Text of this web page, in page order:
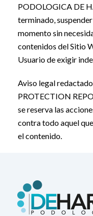
PODOLOGICA DE
terminado,
momento sin
contenidos del Sitio
Usuario de exigir
Aviso legal
PROTECTION
se reserva las
contra todo aquel
el contenido.